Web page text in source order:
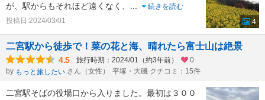
が、駅からもそれほど遠くなく、
続きを読む
投稿日:2024/03/01
4
二宮駅から徒歩で！菜の花と海、晴れたら富士山は絶景
4.5 旅行時期：2024/01（約3年前）
0
by もっと旅したい さん（女性） 平塚・大磯 クチコミ：15件
二宮駅そばの役場口から入りました。最初は３００